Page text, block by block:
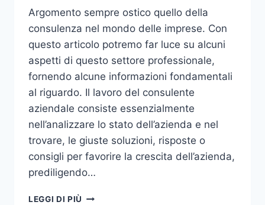
Argomento sempre ostico quello della
consulenza nel mondo delle imprese. Con
questo articolo potremo far luce su alcuni
aspetti di questo settore professionale,
fornendo alcune informazioni fondamentali
al riguardo. Il lavoro del consulente
aziendale consiste essenzialmente
nell’analizzare lo stato dell’azienda e nel
trovare, le giuste soluzioni, risposte o
consigli per favorire la crescita dell’azienda,
prediligendo…
LEGGI DI PIÙ IL